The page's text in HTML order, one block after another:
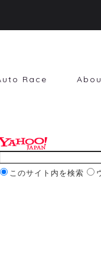
Race
このサイト内を検索